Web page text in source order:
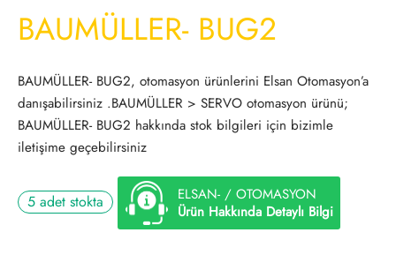
BAUMÜLLER- BUG2
BAUMÜLLER- BUG2, otomasyon ürünlerini Elsan Otomasyon’a
danışabilirsiniz .BAUMÜLLER > SERVO otomasyon ürünü;
BAUMÜLLER- BUG2 hakkında stok bilgileri için bizimle
iletişime geçebilirsiniz
5 adet stokta
ELSAN- / OTOMASYON
Ürün Hakkında Detaylı Bilgi